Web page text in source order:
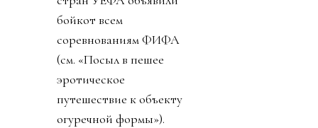
бойкот всем
соревнованиям ФИФА
(см. «Посыл в пешее
эротическое
путешествие к объекту
огуречной формы»).